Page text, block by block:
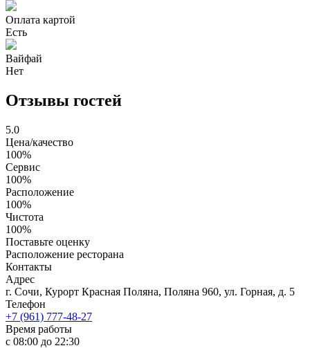
Оплата картой
Есть
Вайфай
Нет
Отзывы гостей
5.0
Цена/качество
100%
Сервис
100%
Расположение
100%
Чистота
100%
Поставьте оценку
Расположение ресторана
Контакты
Адрес
г. Сочи, Курорт Красная Поляна, Поляна 960, ул. Горная, д. 5
Телефон
+7 (961) 777-48-27
Время работы
с 08:00 до 22:30